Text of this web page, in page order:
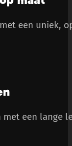
een uniek,
een lange